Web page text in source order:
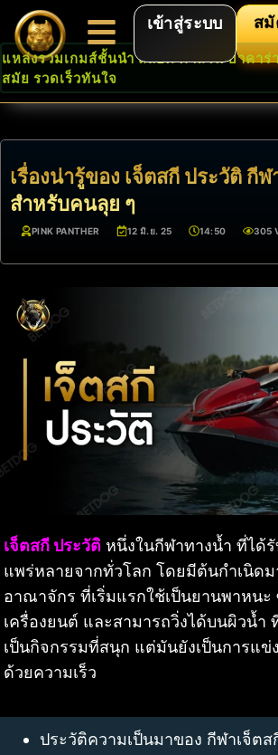
เข้าสู่ระบบ สมั
แหล่งรวมเกมส์ชั้นนำ สล็อต คาสิโน บาคา
สมัย รวดเร็วทันใจ
เรื่องน่ารู้ของ เจ็ตสกี ประวัติ กี
สำหรับคนลุย ๆ
PINK PANTHER 12 มิ.ย. 25 14:50 305
เจ็ตสกี ประวัติ หนึ่งในกีฬาทางน้ำ ที่ได้
แพร่หลายจากทั่วโลก โดยมีต้นกำเนิด
อาณาจักร ที่เริ่มแรกใช้เป็นยานพาหนะ
เครื่องยนต์ และสามารถวิ่งได้บนผิวน้ำ
เป็นกิจกรรมที่สนุก แต่มันยังเป็นการแ
ด้วยความเร็ว
ประวัติความเป็นมาของ กีฬาเจ็ตส